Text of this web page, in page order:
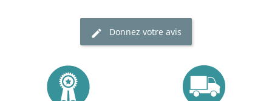
Donnez votre avis